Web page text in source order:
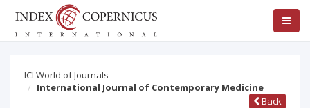
ICI World of Journals
International Journal of Contemporary Medicine
Back